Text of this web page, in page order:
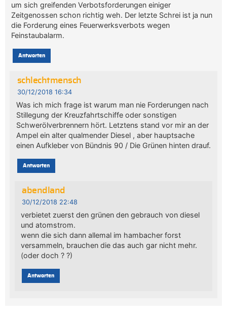
um sich greifenden Verbotsforderungen einiger
Zeitgenossen schon richtig weh. Der letzte Schrei ist ja nun
die Forderung eines Feuerwerksverbots wegen
Feinstaubalarm.
Antworten
schlechtmensch
30/12/2018 16:34
Was ich mich frage ist warum man nie Forderungen nach
Stillegung der Kreuzfahrtschiffe oder sonstigen
Schwerölverbrennern hört. Letztens stand vor mir an der
Ampel ein alter qualmender Diesel , aber hauptsache
einen Aufkleber von Bündnis 90 / Die Grünen hinten drauf.
Antworten
abendland
30/12/2018 22:48
verbietet zuerst den grünen den gebrauch von diesel
und atomstrom.
wenn die sich dann allemal im hambacher forst
versammeln, brauchen die das auch gar nicht mehr.
(oder doch ? ?)
Antworten